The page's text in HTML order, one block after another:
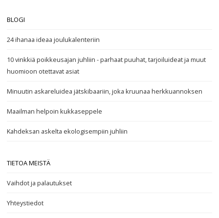
BLOGI
24 ihanaa ideaa joulukalenteriin
10 vinkkiä poikkeusajan juhliin - parhaat puuhat, tarjoiluideat ja muut
huomioon otettavat asiat
Minuutin askareluidea jätskibaariin, joka kruunaa herkkuannoksen
Maailman helpoin kukkaseppele
Kahdeksan askelta ekologisempiin juhliin
TIETOA MEISTÄ
Vaihdot ja palautukset
Yhteystiedot